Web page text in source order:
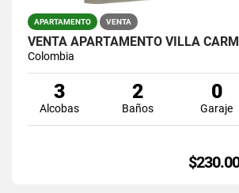
APARTAMENTO VENTA
VENTA APARTAMENTO VILLA
Colombia
3
Alcobas
2
Baños
0
Garaje